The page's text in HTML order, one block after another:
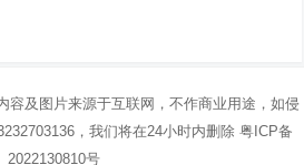
容及图片来源于互联网，不作商业用途，如侵
，我们将在24小时内删除粤ICP备
2022130810号